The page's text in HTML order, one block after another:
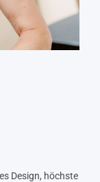
Design, höchste